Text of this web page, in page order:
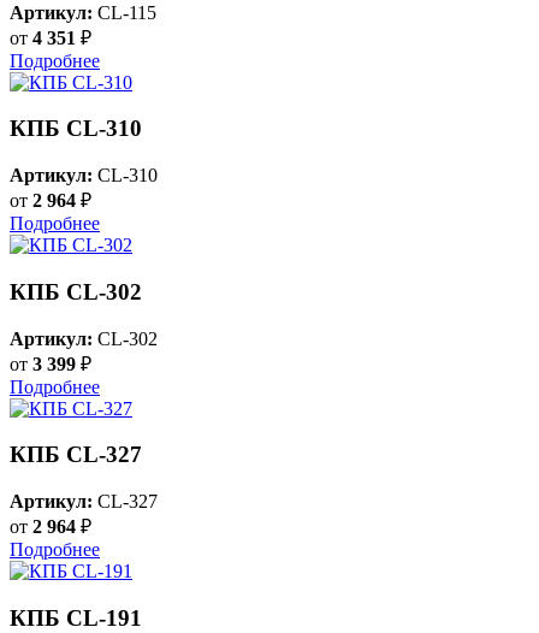
Артикул: CL-115
от 4 351 ₽
Подробнее
КПБ CL-310
Артикул: CL-310
от 2 964 ₽
Подробнее
КПБ CL-302
Артикул: CL-302
от 3 399 ₽
Подробнее
КПБ CL-327
Артикул: CL-327
от 2 964 ₽
Подробнее
КПБ CL-191